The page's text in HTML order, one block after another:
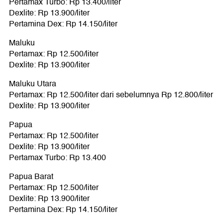
Dexlite: Rp 13.900/liter
Pertamina Dex: Rp 14.150/liter
Maluku
Pertamax: Rp 12.500/liter
Dexlite: Rp 13.900/liter
Maluku Utara
Pertamax: Rp 12.500/liter dari sebelumnya Rp 12.800/liter
Dexlite: Rp 13.900/liter
Papua
Pertamax: Rp 12.500/liter
Dexlite: Rp 13.900/liter
Pertamax Turbo: Rp 13.400
Papua Barat
Pertamax: Rp 12.500/liter
Dexlite: Rp 13.900/liter
Pertamina Dex: Rp 14.150/liter